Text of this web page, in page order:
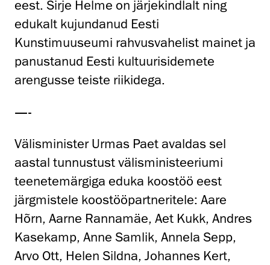
eest. Sirje Helme on järjekindlalt ning
edukalt kujundanud Eesti
Kunstimuuseumi rahvusvahelist mainet ja
panustanud Eesti kultuurisidemete
arengusse teiste riikidega.
—-
Välisminister Urmas Paet avaldas sel
aastal tunnustust välisministeeriumi
teenetemärgiga eduka koostöö eest
järgmistele koostööpartneritele: Aare
Hõrn, Aarne Rannamäe, Aet Kukk, Andres
Kasekamp, Anne Samlik, Annela Sepp,
Arvo Ott, Helen Sildna, Johannes Kert,